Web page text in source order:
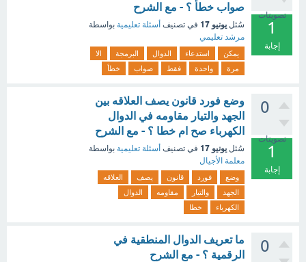
تصويتات
1
إجابة
صواب خطأ ؟ - مع الشرح
سُئل يونيو 17 في تصنيف أسئلة تعليمية بواسطة
مرشد تعليمي
يمكن استدعاء الدوال البرمجة
الا
مرة
واحدة فقط صواب خطأ
0
تصويتات
1
إجابة
وضع فورد قانون يصف العلاقه بين
الجهد والتيار مقاومه في الدوال
الكهرباء صح ام خطا ؟ - مع الشرح
سُئل يونيو 17 في تصنيف أسئلة تعليمية بواسطة
معلمة الأجيال
وضع فورد قانون يصف
العلاقه
الجهد
والتيار مقاومه
الدوال
الكهرباء
خطا
0
ما تعريف الدوال المنطقية في
الرقمية ؟ - مع الشرح